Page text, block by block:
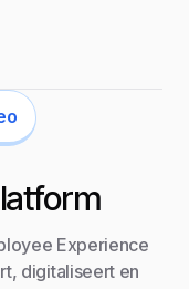
Experience
digitaliseert en